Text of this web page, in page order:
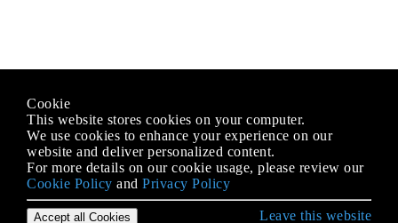
Cookie
This website stores cookies on your computer.
We use cookies to enhance your experience on our
website and deliver personalized content.
For more details on our cookie usage, please review our
Cookie Policy and Privacy Policy
Accept all Cookies Leave this website